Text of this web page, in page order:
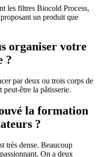
les filtres Biocold Process,
un produit que
organiser votre
?
par deux ou trois corps de
être la pâtisserie.
la formation
?
très dense. Beaucoup
On a deux